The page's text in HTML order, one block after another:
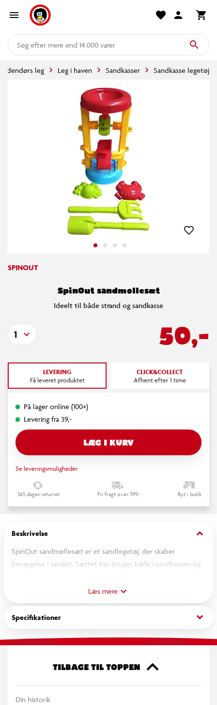
mere end 14.000 varer
Udendørs leg Leg i haven Sandkasser Sandkasse legetøj
SPINOUT
SpinOut sandmøllesæt
Ideelt til både strand og sandkasse
50,-
1
LEVERING
Få leveret produktet
CLICK&COLLECT
Afhent efter 1 time
På lager online (100+)
Levering fra 39,-
LÆG I KURV
Se leveringsmuligheder
365 dages returret Fri fragt over 599,- Byt i butik
Beskrivelse keyboard_arrow_down
SpinOut sandmøllesæt er et sandlegetøj, der skaber
bevægelse i sandet. Sættet kan bruges både i sandkassen og
Indeholder elementer til at dreje og flytte sandet, så
møllen roterer
Læs mere
Specifikationer keyboard_arrow_down
TILBAGE TIL TOPPEN
Din historik